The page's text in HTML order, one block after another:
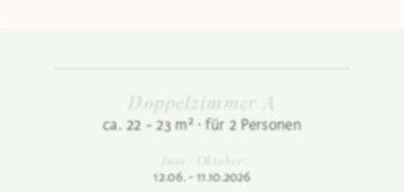
Doppelzimmer A
ca. 22 - 23 m² · für 2 Personen
Juni - Oktober
12.06. - 11.10.2026